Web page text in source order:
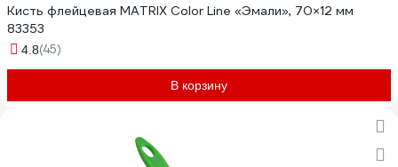
Кисть флейцевая MATRIX Color Line «Эмали», 70×12 мм
83353
4.8(45)
В корзину